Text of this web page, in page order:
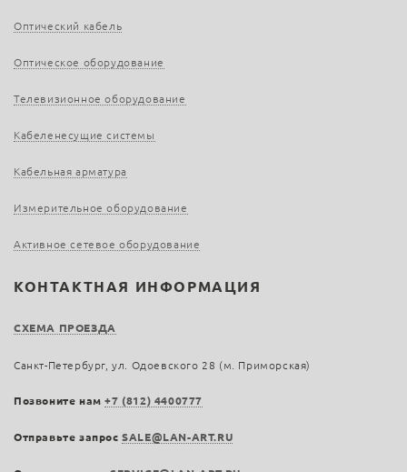
Оптический кабель
Оптическое оборудование
Телевизионное оборудование
Кабеленесущие системы
Кабельная арматура
Измерительное оборудование
Активное сетевое оборудование
КОНТАКТНАЯ ИНФОРМАЦИЯ
СХЕМА ПРОЕЗДА
Санкт-Петербург, ул. Одоевского 28 (м. Приморская)
Позвоните нам+7 (812) 4400777
Отправьте запросSALE@LAN-ART.RU